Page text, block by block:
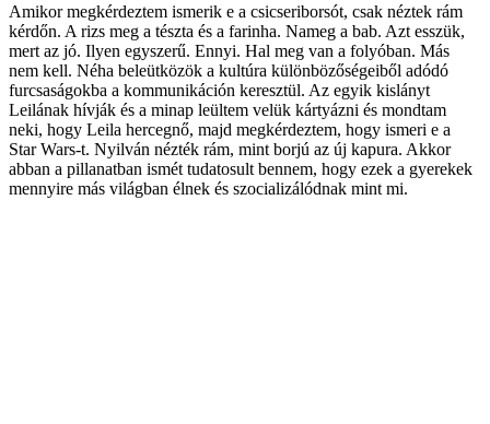
Amikor megkérdeztem ismerik e a csicseriborsót, csak néztek rám
kérdőn. A rizs meg a tészta és a farinha. Nameg a bab. Azt esszük,
mert az jó. Ilyen egyszerű. Ennyi. Hal meg van a folyóban. Más
nem kell. Néha beleütközök a kultúra különbözőségeiből adódó
furcsaságokba a kommunikáción keresztül. Az egyik kislányt
Leilának hívják és a minap leültem velük kártyázni és mondtam
neki, hogy Leila hercegnő, majd megkérdeztem, hogy ismeri e a
Star Wars-t. Nyilván nézték rám, mint borjú az új kapura. Akkor
abban a pillanatban ismét tudatosult bennem, hogy ezek a gyerekek
mennyire más világban élnek és szocializálódnak mint mi.